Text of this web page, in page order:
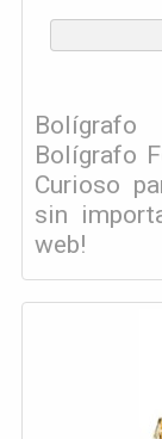
Bolígrafo
Curioso
sin
web!